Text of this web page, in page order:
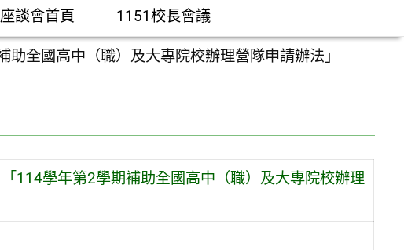
談會首頁 1151校長會議
全國高中（職）及大專院校辦理營隊申請辦法」
114學年第2學期補助全國高中（職）及大專院校辦理